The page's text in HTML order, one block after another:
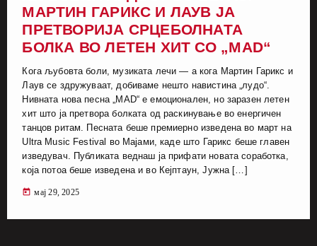
МАРТИН ГАРИКС И ЛАУВ ЈА
ПРЕТВОРИЈА СРЦЕБОЛНАТА
БОЛКА ВО ЛЕТЕН ХИТ СО „MAD“
Кога љубовта боли, музиката лечи — а кога Мартин Гарикс и
Лаув се здружуваат, добиваме нешто навистина „лудо“.
Нивната нова песна „MAD“ е емоционален, но заразен летен
хит што ја претвора болката од раскинување во енергичен
танцов ритам. Песната беше премиерно изведена во март на
Ultra Music Festival во Мајами, каде што Гарикс беше главен
изведувач. Публиката веднаш ја прифати новата соработка,
која потоа беше изведена и во Кејптаун, Јужна […]
today мај 29, 2025